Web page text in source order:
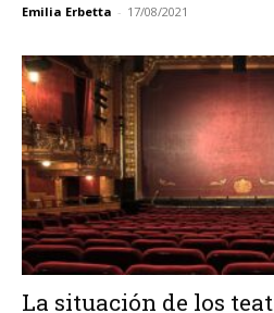
Emilia Erbetta - 17/08/2021
La situación de los